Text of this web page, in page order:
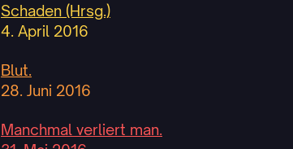
Schaden (Hrsg.)
4. April 2016
Blut.
28. Juni 2016
Manchmal verliert man.